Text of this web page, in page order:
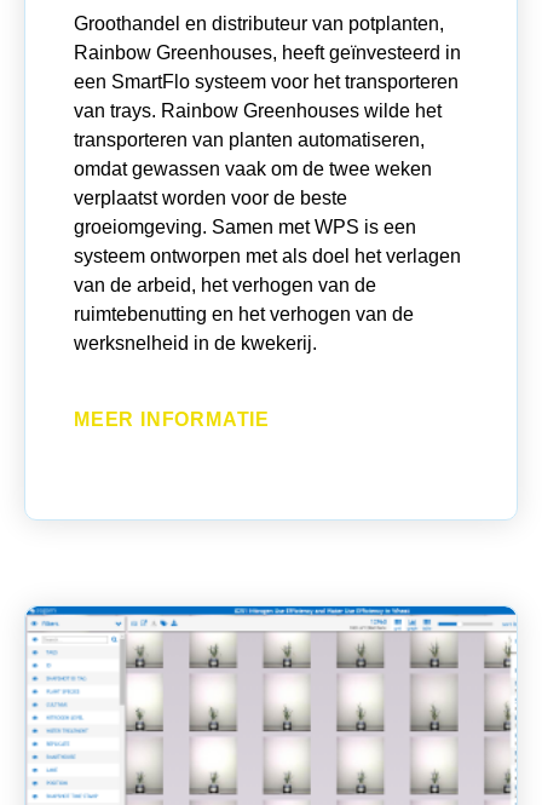
Groothandel en distributeur van potplanten,
Rainbow Greenhouses, heeft geïnvesteerd in
een SmartFlo systeem voor het transporteren
van trays. Rainbow Greenhouses wilde het
transporteren van planten automatiseren,
omdat gewassen vaak om de twee weken
verplaatst worden voor de beste
groeiomgeving. Samen met WPS is een
systeem ontworpen met als doel het verlagen
van de arbeid, het verhogen van de
ruimtebenutting en het verhogen van de
werksnelheid in de kwekerij.
MEER INFORMATIE